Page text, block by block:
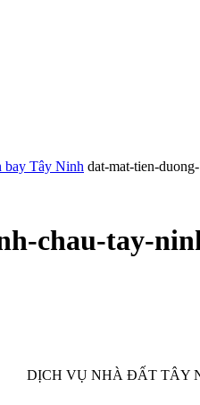
bay Tây Ninh dat-mat-tien-
chau-tay-
DỊCH VỤ NHÀ ĐẤT TÂY